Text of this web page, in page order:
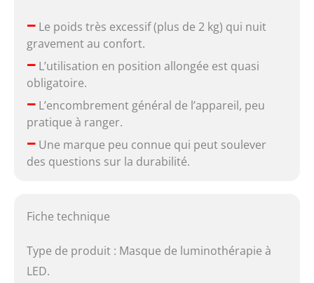
–Le poids très excessif (plus de 2 kg) qui nuit
gravement au confort.
–L’utilisation en position allongée est quasi
obligatoire.
–L’encombrement général de l’appareil, peu
pratique à ranger.
–Une marque peu connue qui peut soulever
des questions sur la durabilité.
Fiche technique
Type de produit : Masque de luminothérapie à
LED.